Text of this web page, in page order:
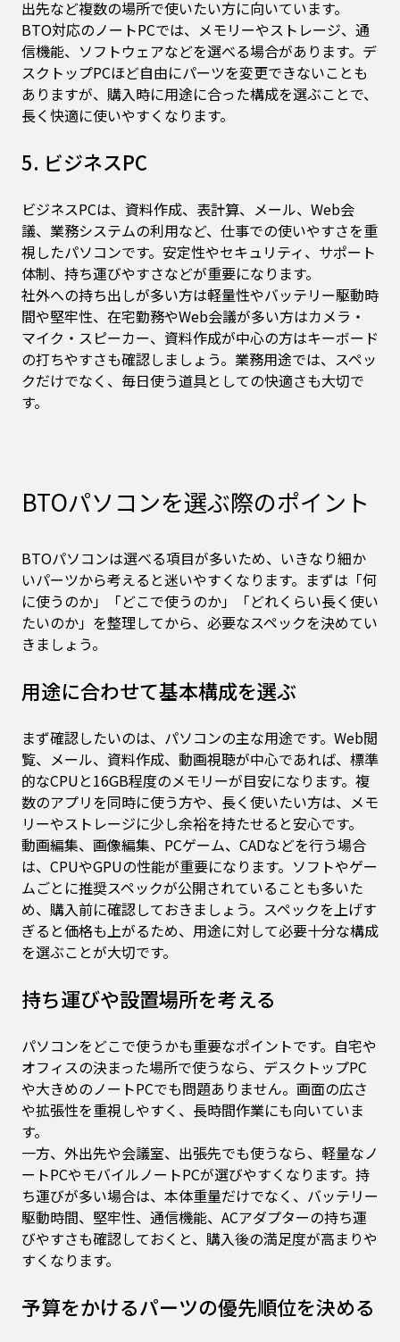
出先など複数の場所で使いたい方に向いています。
BTO対応のノートPCでは、メモリーやストレージ、通
信機能、ソフトウェアなどを選べる場合があります。デ
スクトップPCほど自由にパーツを変更できないことも
ありますが、購入時に用途に合った構成を選ぶことで、
長く快適に使いやすくなります。
5. ビジネスPC
ビジネスPCは、資料作成、表計算、メール、Web会
議、業務システムの利用など、仕事での使いやすさを重
視したパソコンです。安定性やセキュリティ、サポート
体制、持ち運びやすさなどが重要になります。
社外への持ち出しが多い方は軽量性やバッテリー駆動時
間や堅牢性、在宅勤務やWeb会議が多い方はカメラ・
マイク・スピーカー、資料作成が中心の方はキーボード
の打ちやすさも確認しましょう。業務用途では、スペッ
クだけでなく、毎日使う道具としての快適さも大切で
す。
BTOパソコンを選ぶ際のポイント
BTOパソコンは選べる項目が多いため、いきなり細か
いパーツから考えると迷いやすくなります。まずは「何
に使うのか」「どこで使うのか」「どれくらい長く使い
たいのか」を整理してから、必要なスペックを決めてい
きましょう。
用途に合わせて基本構成を選ぶ
まず確認したいのは、パソコンの主な用途です。Web閲
覧、メール、資料作成、動画視聴が中心であれば、標準
的なCPUと16GB程度のメモリーが目安になります。複
数のアプリを同時に使う方や、長く使いたい方は、メモ
リーやストレージに少し余裕を持たせると安心です。
動画編集、画像編集、PCゲーム、CADなどを行う場合
は、CPUやGPUの性能が重要になります。ソフトやゲー
ムごとに推奨スペックが公開されていることも多いた
め、購入前に確認しておきましょう。スペックを上げす
ぎると価格も上がるため、用途に対して必要十分な構成
を選ぶことが大切です。
持ち運びや設置場所を考える
パソコンをどこで使うかも重要なポイントです。自宅や
オフィスの決まった場所で使うなら、デスクトップPC
や大きめのノートPCでも問題ありません。画面の広さ
や拡張性を重視しやすく、長時間作業にも向いていま
す。
一方、外出先や会議室、出張先でも使うなら、軽量なノ
ートPCやモバイルノートPCが選びやすくなります。持
ち運びが多い場合は、本体重量だけでなく、バッテリー
駆動時間、堅牢性、通信機能、ACアダプターの持ち運
びやすさも確認しておくと、購入後の満足度が高まりや
すくなります。
予算をかけるパーツの優先順位を決める